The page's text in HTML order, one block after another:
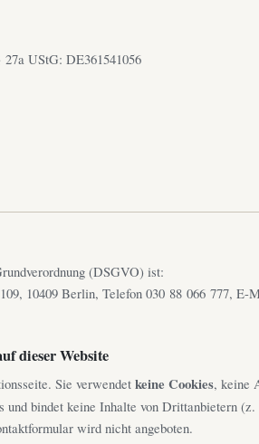
UStG: DE361541056
(DSGVO) ist:
10409 Berlin, Telefon 030 88 066 777, E-
dieser Website
Sie verwendet keine Cookies, keine
bindet keine Inhalte von Drittanbietern
wird nicht angeboten.